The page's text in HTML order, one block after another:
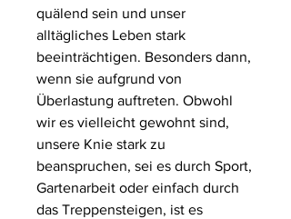
quälend sein und unser
alltägliches Leben stark
beeinträchtigen. Besonders dann,
wenn sie aufgrund von
Überlastung auftreten. Obwohl
wir es vielleicht gewohnt sind,
unsere Knie stark zu
beanspruchen, sei es durch Sport,
Gartenarbeit oder einfach durch
das Treppensteigen, ist es